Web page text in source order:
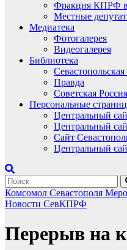
Фракция КПРФ в
Местные
Медиатека
Фотогалерея
Видеогалерея
Библиотека
Севастопольская
Правда
Советская Россия
Персональные
Центральный
Центральный
Сайт
Центральный
Комсомол Севастополя
Новости СевКПРФ
Перерыв на